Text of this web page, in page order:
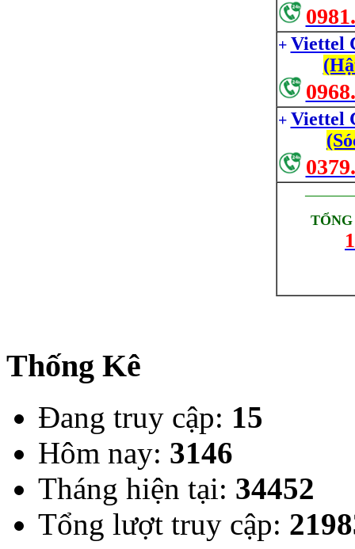
+ Viettel
+ Viettel
Thống Kê
Đang truy cập: 15
Hôm nay: 3146
Tháng hiện tại: 34452
Tổng lượt truy cập: